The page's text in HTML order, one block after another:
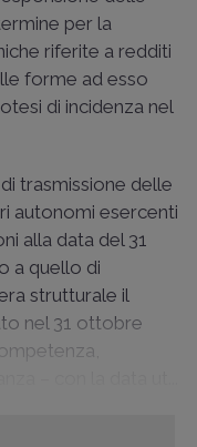
per la
riferite a redditi
forme ad esso
di incidenza nel
trasmissione delle
autonomi esercenti
alla data del 31
a quello di
strutturale il
nel 31 ottobre